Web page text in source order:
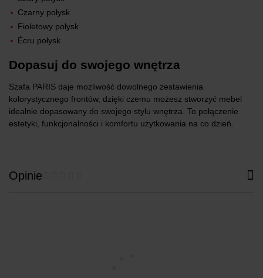
Czarny połysk
Fioletowy połysk
Écru połysk
Dopasuj do swojego wnętrza
Szafa PARIS daje możliwość dowolnego zestawienia
kolorystycznego frontów, dzięki czemu możesz stworzyć mebel
idealnie dopasowany do swojego stylu wnętrza. To połączenie
estetyki, funkcjonalności i komfortu użytkowania na co dzień.
Opinie